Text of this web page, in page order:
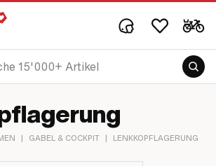
| GABEL & COCKPIT | LENKKOPFLAGERUNG